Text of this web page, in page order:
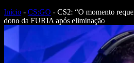
Início - CS:GO - CS2: “O momento
dono da FURIA após eliminação